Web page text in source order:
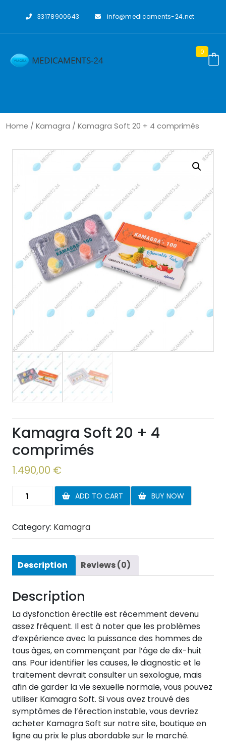
33178900643 info@medicaments-24.net
0
Home / Kamagra / Kamagra Soft 20 + 4 comprimés
Kamagra Soft 20 + 4
comprimés
1.490,00 €
Kamagra
+
4
quantity
ADD TO CART BUY NOW
Category: Kamagra
Description Reviews (0)
Description
La dysfonction érectile est récemment devenu
assez fréquent. Il est à noter que les problèmes
d’expérience avec la puissance des hommes de
tous âges, en commençant par l’âge de dix-huit
ans. Pour identifier les causes, le diagnostic et le
traitement devrait consulter un sexologue, mais
afin de garder la vie sexuelle normale, vous pouvez
utiliser Kamagra Soft. Si vous avez trouvé des
symptômes de l’érection instable, vous devriez
acheter Kamagra Soft sur notre site, boutique en
ligne au prix le plus abordable sur le marché.